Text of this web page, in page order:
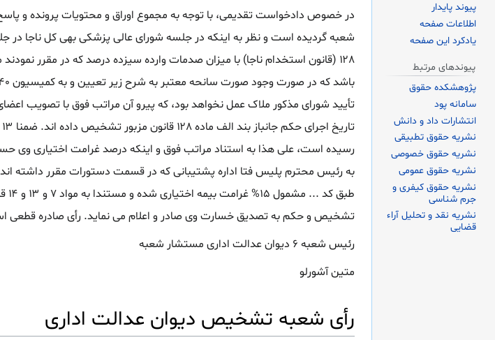
در خصوص دادخواست تقدیمی، با توجه به مجموع اوراق و محتویات پرونده و
شعبه گردیده است و نظر به اینکه در جلسه شورای عالی پزشکی بهی کل ناجا در
رسیده است، علی هذا به استناد مراتب فوق و اینکه درصد غرامت اختیاری وی
تشخیص و حکم به تصدیق خسارت وی صادر و اعلام می نماید. رأی صادره قطعی
رئیس شعبه ۶ دیوان عدالت اداری مستشار شعبه
متین آشورلو
رأی شعبه تشخیص دیوان عدالت اداری
پیوند پایدار
اطلاعات صفحه
یادکرد این صفحه
پیوندهای مرتبط
پژوهشکده حقوق
سامانه پود
انتشارات داد و دانش
نشریه حقوق تطبیقی
نشریه حقوق خصوصی
نشریه حقوق عمومی
نشریه حقوق کیفری و
جرم شناسی
نشریه نقد و تحلیل آراء
قضایی